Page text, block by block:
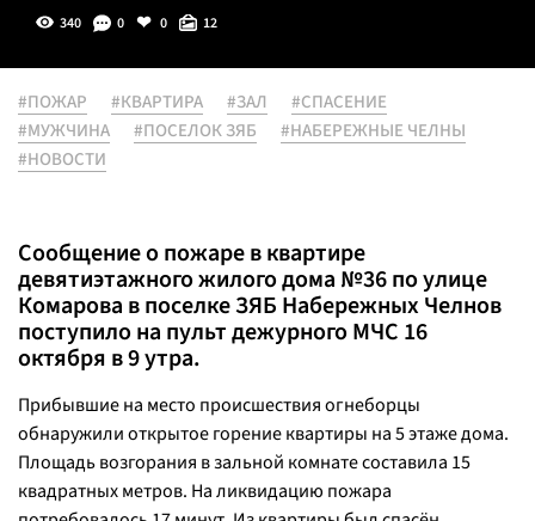
340 0 0 12
#ПОЖАР #КВАРТИРА #ЗАЛ
#СПАСЕНИЕ
#МУЖЧИНА
#ПОСЕЛОК ЗЯБ
#НАБЕРЕЖНЫЕ ЧЕЛНЫ
#НОВОСТИ
Сообщение о пожаре в квартире
девятиэтажного жилого дома №36 по улице
Комарова в поселке ЗЯБ Набережных Челнов
поступило на пульт дежурного МЧС 16
октября в 9 утра.
Прибывшие на место происшествия огнеборцы
обнаружили открытое горение квартиры на 5 этаже дома.
Площадь возгорания в зальной комнате составила 15
квадратных метров. На ликвидацию пожара